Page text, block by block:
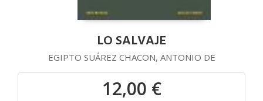
LO SALVAJE
EGIPTO SUÁREZ CHACON, ANTONIO DE
12,00 €